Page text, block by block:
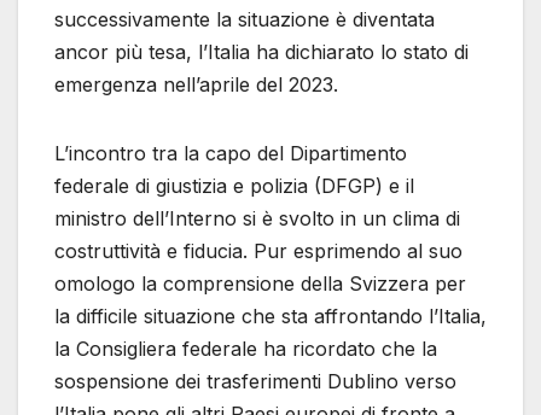
successivamente la situazione è diventata
ancor più tesa, l’Italia ha dichiarato lo stato di
emergenza nell’aprile del 2023.
L’incontro tra la capo del Dipartimento
federale di giustizia e polizia (DFGP) e il
ministro dell’Interno si è svolto in un clima di
costruttività e fiducia. Pur esprimendo al suo
omologo la comprensione della Svizzera per
la difficile situazione che sta affrontando l’Italia,
la Consigliera federale ha ricordato che la
sospensione dei trasferimenti Dublino verso